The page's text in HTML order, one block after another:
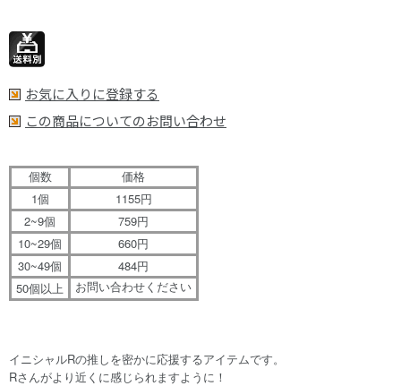
お気に入りに登録する
この商品についてのお問い合わせ
個数 価格
1個 1155円
2~9個 759円
10~29個 660円
30~49個 484円
50個以上 お問い合わせください
イニシャルRの推しを密かに応援するアイテムです。
Rさんがより近くに感じられますように！